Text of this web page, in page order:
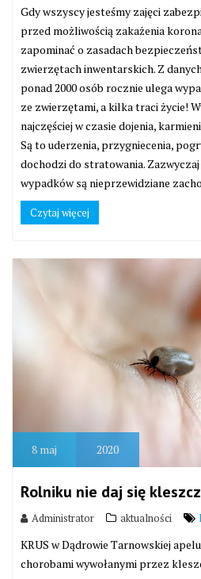
Gdy wszyscy jesteśmy zajęci
przed możliwością zakażenia
zapominać o zasadach
zwierzętach inwentarskich. Z
ponad 2000 osób rocznie ulega
ze zwierzętami, a kilka traci życie!
najczęściej w czasie dojenia,
Są to uderzenia, przygniecenia,
dochodzi do stratowania.
wypadków są nieprzewidziane
Czytaj więcej
8 maj 2020
Rolniku nie daj się
Administrator aktualności
KRUS w Dądrowie Tarnowskiej
chorobami wywołanymi przez